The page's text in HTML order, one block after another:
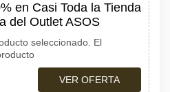
en Casi Toda la Tienda
del Outlet ASOS
seleccionado. El
VER OFERTA